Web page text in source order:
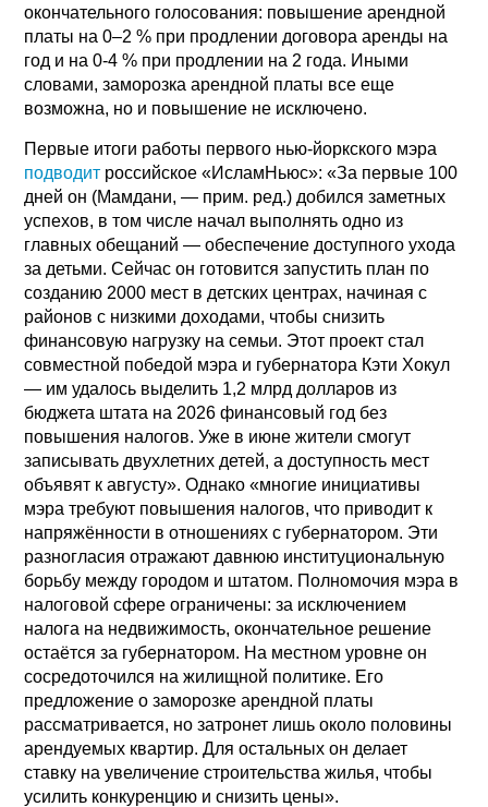
окончательного голосования: повышение арендной
платы на 0–2 % при продлении договора аренды на
год и на 0-4 % при продлении на 2 года. Иными
словами, заморозка арендной платы все еще
возможна, но и повышение не исключено.
Первые итоги работы первого нью-йоркского мэра
подводит российское «ИсламНьюс»: «За первые 100
дней он (Мамдани, — прим. ред.) добился заметных
успехов, в том числе начал выполнять одно из
главных обещаний — обеспечение доступного ухода
за детьми. Сейчас он готовится запустить план по
созданию 2000 мест в детских центрах, начиная с
районов с низкими доходами, чтобы снизить
финансовую нагрузку на семьи. Этот проект стал
совместной победой мэра и губернатора Кэти Хокул
— им удалось выделить 1,2 млрд долларов из
бюджета штата на 2026 финансовый год без
повышения налогов. Уже в июне жители смогут
записывать двухлетних детей, а доступность мест
объявят к августу». Однако «многие инициативы
мэра требуют повышения налогов, что приводит к
напряжённости в отношениях с губернатором. Эти
разногласия отражают давнюю институциональную
борьбу между городом и штатом. Полномочия мэра в
налоговой сфере ограничены: за исключением
налога на недвижимость, окончательное решение
остаётся за губернатором. На местном уровне он
сосредоточился на жилищной политике. Его
предложение о заморозке арендной платы
рассматривается, но затронет лишь около половины
арендуемых квартир. Для остальных он делает
ставку на увеличение строительства жилья, чтобы
усилить конкуренцию и снизить цены».